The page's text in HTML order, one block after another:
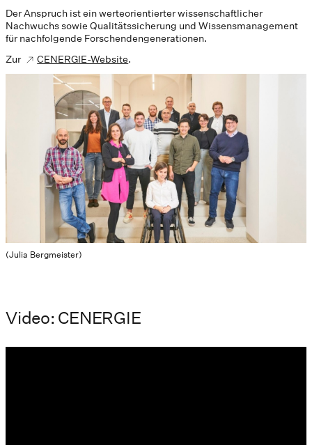
(Julia Bergmeister)
Der Anspruch ist ein werteorientierter wissenschaftlicher
Nachwuchs sowie Qualitätssicherung und Wissensmanagement
für nachfolgende Forschendengenerationen.
Zur
CENERGIE-Website.
Video: CENERGIE